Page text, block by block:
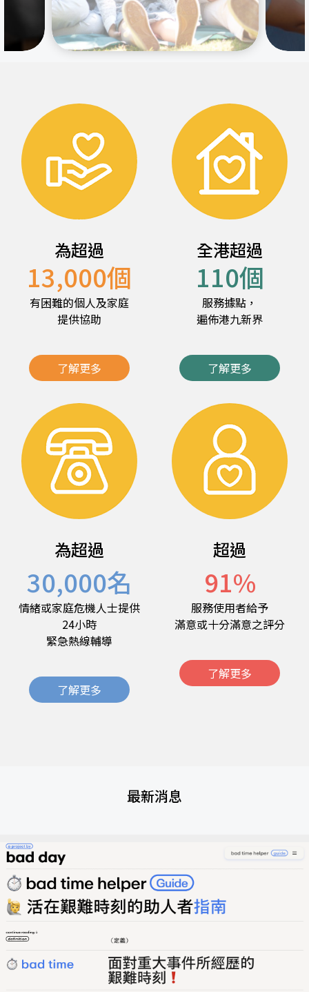
為超過
13,000個
有困難的個人及家庭
提供協助
了解更多
全港超過
110個
服務據點，
遍佈港九新界
了解更多
為超過
30,000名
情緒或家庭危機人士提供
24小時
緊急熱線輔導
了解更多
超過
91%
服務使用者給予
滿意或十分滿意之評分
了解更多
最新消息